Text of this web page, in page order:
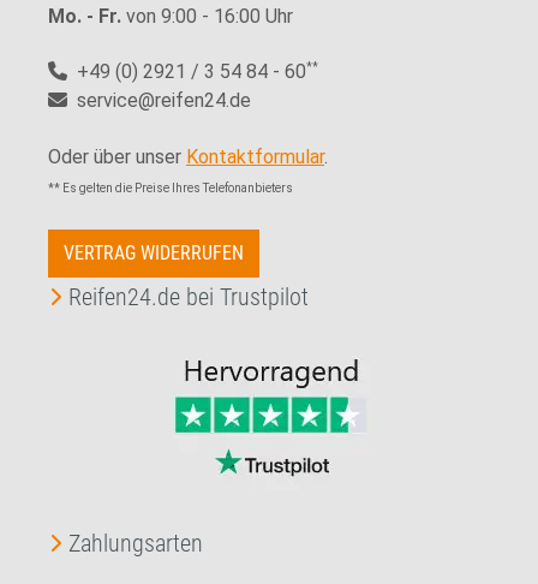
Mo. - Fr. von 9:00 - 16:00 Uhr
+49 (0) 2921 / 3 54 84 - 60**
service@reifen24.de
Oder über unser Kontaktformular.
** Es gelten die Preise Ihres Telefonanbieters
VERTRAG WIDERRUFEN
Reifen24.de bei Trustpilot
Zahlungsarten